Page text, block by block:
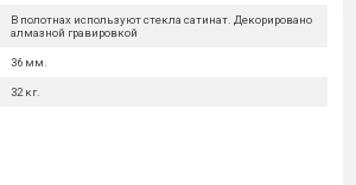
В полотнах используют стекла сатинат. Декорировано
алмазной гравировкой
36 мм.
32 кг.